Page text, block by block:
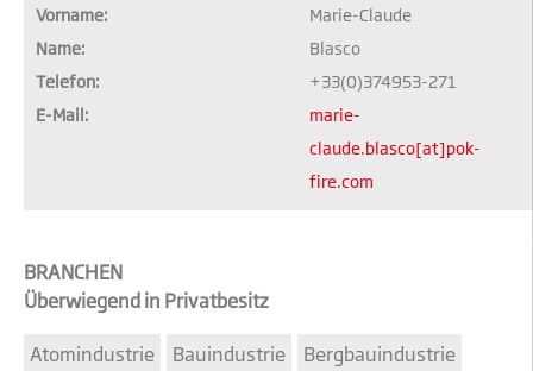
Vorname:
Marie-Claude
Name:
Blasco
Telefon:
+33(0)374953-271
E-Mail:
marie-
claude.blasco[at]pok-
fire.com
BRANCHEN
Überwiegend in Privatbesitz
Atomindustrie Bauindustrie
Bergbauindustrie